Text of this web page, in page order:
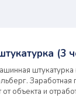
(3
штукатурка
от объекта и